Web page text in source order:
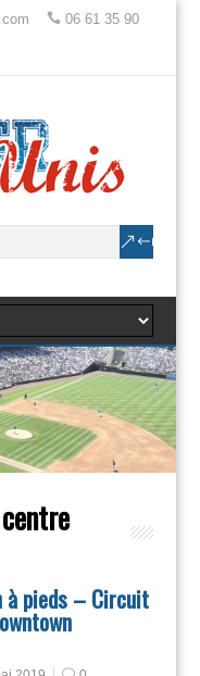
06 61 35 90
centre
pieds – Circuit